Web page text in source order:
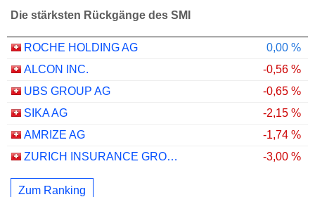
Die stärksten Rückgänge des SMI
ROCHE HOLDING AG
0,00 %
ALCON INC.
-0,56 %
UBS GROUP AG
-0,65 %
SIKA AG
-2,15 %
AMRIZE AG
-1,74 %
ZURICH INSURANCE GROUP LTD
-3,00 %
Zum Ranking